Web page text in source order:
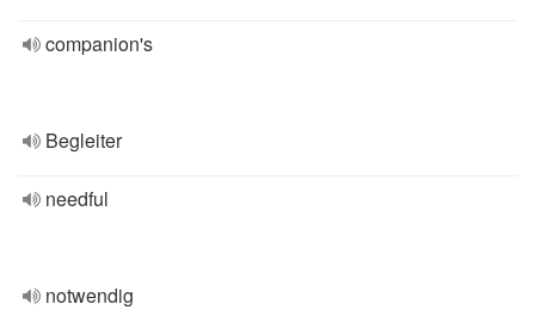
companion's
Begleiter
needful
notwendig